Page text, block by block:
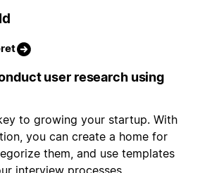
user research using
to growing your startup. With
you can create a home for
them, and use templates